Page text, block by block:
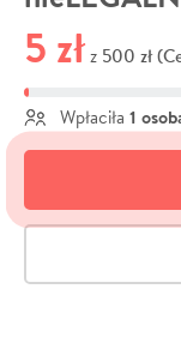
5 zł z 500 zł
Wpłaciła 1